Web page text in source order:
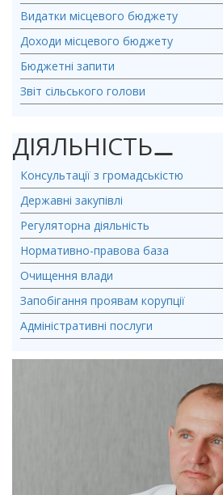
Видатки місцевого бюджету
Доходи місцевого бюджету
Бюджетні запити
Звіт сільського голови
ДІЯЛЬНІСТЬ⚊
Консультації з громадськістю
Державні закупівлі
Регуляторна діяльність
Нормативно-правова база
Очищення влади
Запобігання проявам корупції
Адміністративні послуги